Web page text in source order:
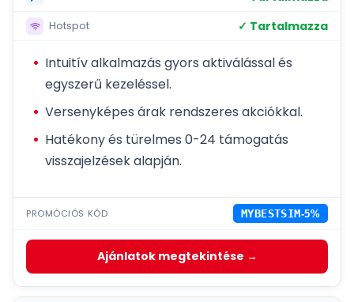
Hotspot ✓ Tartalmazza
Intuitív alkalmazás gyors aktiválással és
egyszerű kezeléssel.
Versenyképes árak rendszeres akciókkal.
Hatékony és türelmes 0-24 támogatás
visszajelzések alapján.
PROMÓCIÓS KÓD MYBESTSIM-5%
Ajánlatok megtekintése →